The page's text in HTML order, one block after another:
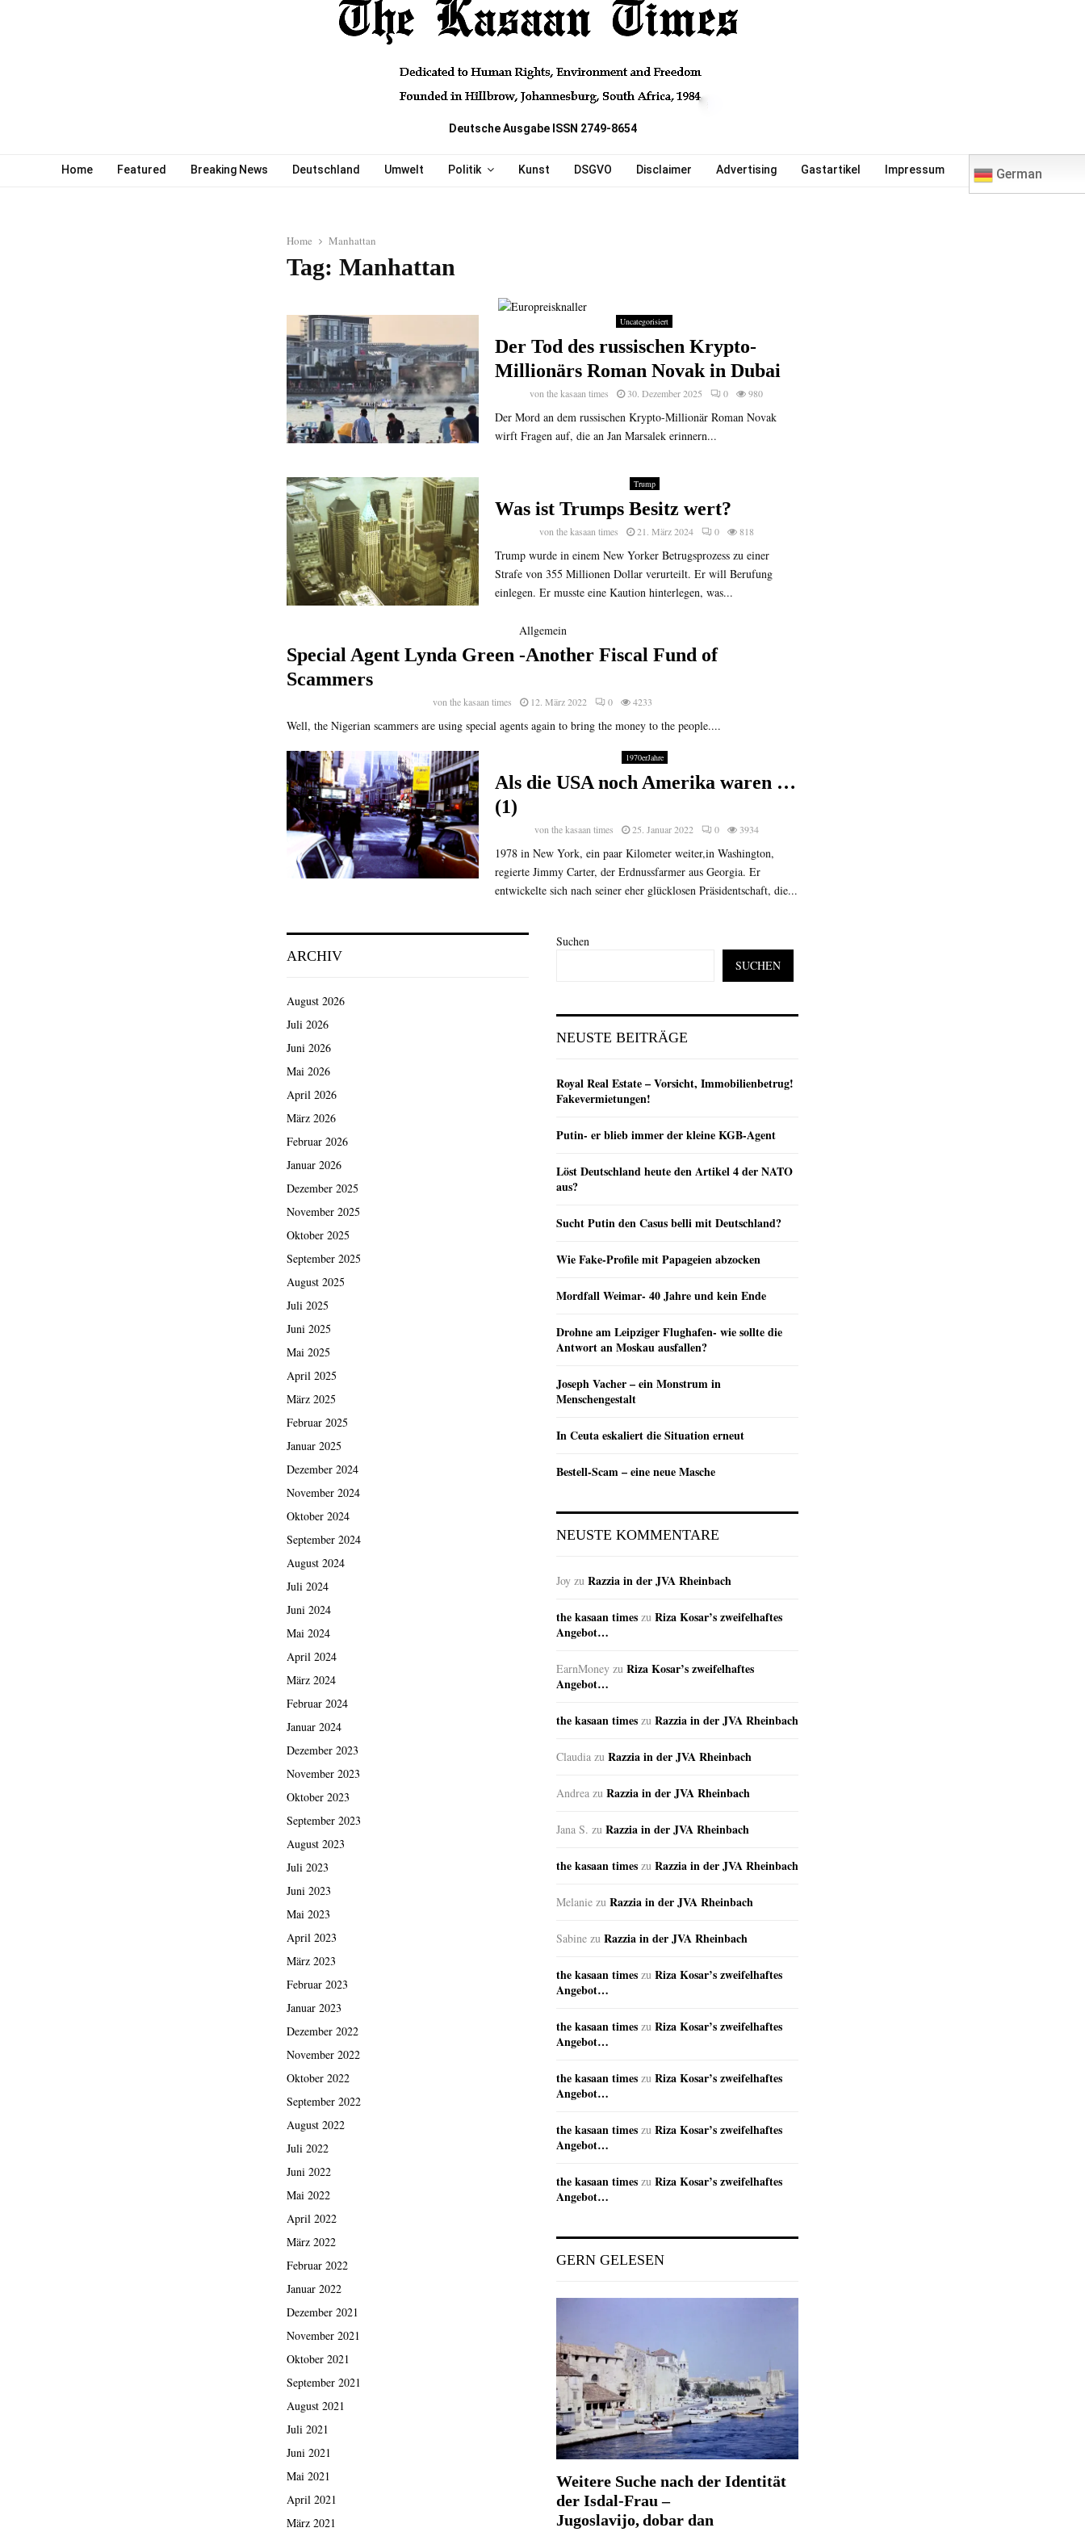
Deutsche Ausgabe ISSN 2749-8654
Home Featured Breaking News Deutschland Umwelt Politik Kunst DSGVO Disclaimer Advertising Gastartikel Impressum German
Home Manhattan
Tag: Manhattan
Uncategorisiert
Der Tod des russischen Krypto-
Millionärs Roman Novak in Dubai
vonthe kasaan times 30. Dezember 2025 0 980
Der Mord an dem russischen Krypto-Millionär Roman Novak
wirft Fragen auf, die an Jan Marsalek erinnern...
Trump
Was ist Trumps Besitz wert?
vonthe kasaan times 21. März 2024 0 818
Trump wurde in einem New Yorker Betrugsprozess zu einer
Strafe von 355 Millionen Dollar verurteilt. Er will Berufung
einlegen. Er musste eine Kaution hinterlegen, was...
Allgemein
Special Agent Lynda Green -Another Fiscal Fund of
Scammers
von the kasaan times 12. März 2022 0 4233
Well, the Nigerian scammers are using special agents again to bring the money to the people....
1970erJahre
Als die USA noch Amerika waren …
(1)
von the kasaan times 25. Januar 2022 0 3934
1978 in New York, ein paar Kilometer weiter,in Washington,
regierte Jimmy Carter, der Erdnussfarmer aus Georgia. Er
entwickelte sich nach seiner eher glücklosen Präsidentschaft, die...
ARCHIV
August 2026
Juli 2026
Juni 2026
Mai 2026
April 2026
März 2026
Februar 2026
Januar 2026
Dezember 2025
November 2025
Oktober 2025
September 2025
August 2025
Juli 2025
Juni 2025
Mai 2025
April 2025
März 2025
Februar 2025
Januar 2025
Dezember 2024
November 2024
Oktober 2024
September 2024
August 2024
Juli 2024
Juni 2024
Mai 2024
April 2024
März 2024
Februar 2024
Januar 2024
Dezember 2023
November 2023
Oktober 2023
September 2023
August 2023
Juli 2023
Juni 2023
Mai 2023
April 2023
März 2023
Februar 2023
Januar 2023
Dezember 2022
November 2022
Oktober 2022
September 2022
August 2022
Juli 2022
Juni 2022
Mai 2022
April 2022
März 2022
Februar 2022
Januar 2022
Dezember 2021
November 2021
Oktober 2021
September 2021
August 2021
Juli 2021
Juni 2021
Mai 2021
April 2021
März 2021
Suchen
SUCHEN
NEUSTE BEITRÄGE
Royal Real Estate – Vorsicht, Immobilienbetrug!
Fakevermietungen!
Putin- er blieb immer der kleine KGB-Agent
Löst Deutschland heute den Artikel 4 der NATO
aus?
Sucht Putin den Casus belli mit Deutschland?
Wie Fake-Profile mit Papageien abzocken
Mordfall Weimar- 40 Jahre und kein Ende
Drohne am Leipziger Flughafen- wie sollte die
Antwort an Moskau ausfallen?
Joseph Vacher – ein Monstrum in
Menschengestalt
In Ceuta eskaliert die Situation erneut
Bestell-Scam – eine neue Masche
NEUSTE KOMMENTARE
Joy zu Razzia in der JVA Rheinbach
the kasaan times zu Riza Kosar’s zweifelhaftes
Angebot…
EarnMoney zu Riza Kosar’s zweifelhaftes
Angebot…
the kasaan times zu Razzia in der JVA Rheinbach
Claudia zu Razzia in der JVA Rheinbach
Andrea zu Razzia in der JVA Rheinbach
Jana S. zu Razzia in der JVA Rheinbach
the kasaan times zu Razzia in der JVA Rheinbach
Melanie zu Razzia in der JVA Rheinbach
Sabine zu Razzia in der JVA Rheinbach
the kasaan times zu Riza Kosar’s zweifelhaftes
Angebot…
the kasaan times zu Riza Kosar’s zweifelhaftes
Angebot…
the kasaan times zu Riza Kosar’s zweifelhaftes
Angebot…
the kasaan times zu Riza Kosar’s zweifelhaftes
Angebot…
the kasaan times zu Riza Kosar’s zweifelhaftes
Angebot…
GERN GELESEN
Weitere Suche nach der Identität
der Isdal-Frau –
Jugoslavijo, dobar dan